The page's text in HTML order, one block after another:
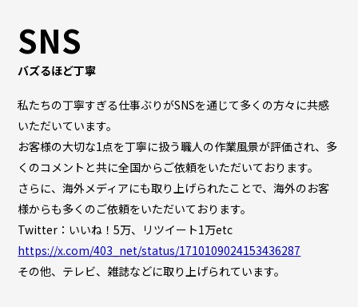
SNS
バズるほど丁寧
私たちの丁寧すぎる仕事ぶりがSNSを通じて多くの方々に共感
いただいています。
お客様の大切な1点を丁寧に扱う職人の作業風景が評価され、多
くのコメントと共に全国からご依頼をいただいております。
さらに、海外メディアにも取り上げられたことで、海外のお客
様からも多くのご依頼をいただいております。
Twitter：いいね！5万、リツイート1万etc
https://x.com/403_net/status/1710109024153436287
その他、テレビ、雑誌などに取り上げられています。